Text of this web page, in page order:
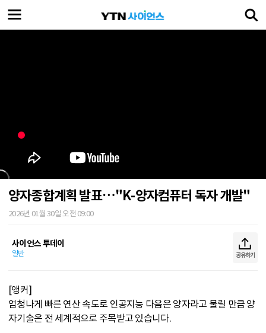
양자종합계획 발표…"K-양자컴퓨터 독자 개발"
2026년 01월 30일 오전 09:00
사이언스 투데이
일반 공유하기
[앵커]
엄청나게 빠른 연산 속도로 인공지능 다음은 양자라고 불릴 만큼 양
자기술은 전 세계적으로 주목받고 있습니다.